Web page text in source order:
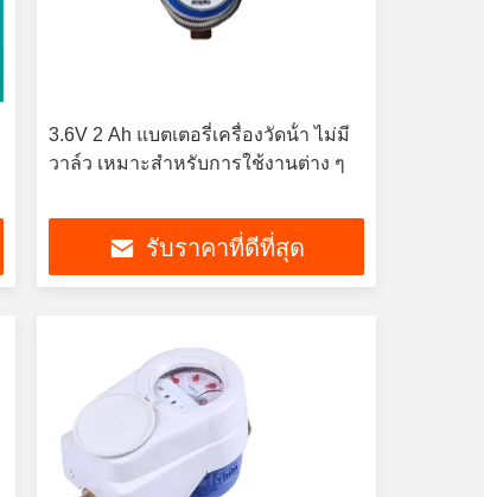
3.6V 2 Ah แบตเตอรี่เครื่องวัดน้ํา ไม่มี
วาล์ว เหมาะสําหรับการใช้งานต่าง ๆ
รับราคาที่ดีที่สุด